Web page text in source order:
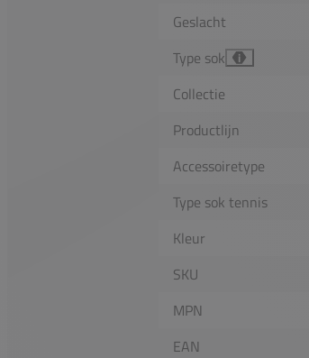
Geslacht
Type sok
i
Collectie
Productlijn
Accessoiretype
Type sok tennis
Kleur
SKU
MPN
EAN